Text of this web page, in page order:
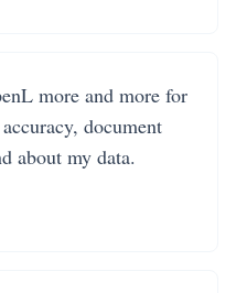
more and more for
document
about my data.